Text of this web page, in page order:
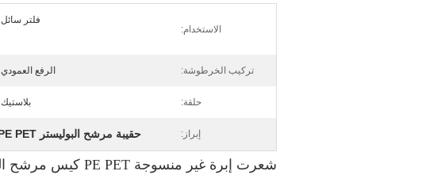
الاستخدام:
فلتر سائل
تركيب الخرطوشة: الرفع العمودي
حلقة: بلاستيك
إبراز: حقيبة مرشح البوليستر PE PET
شعرت إبرة غير منسوجة PE PET كيس مرشح البوليستر لترشيح السائل